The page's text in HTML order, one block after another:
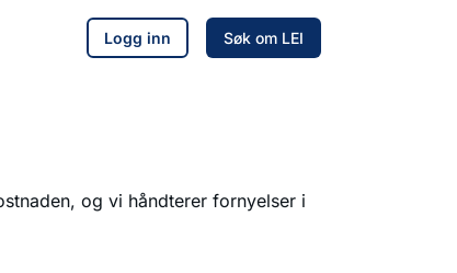
Logg inn Søk om LEI
og vi håndterer fornyelser i